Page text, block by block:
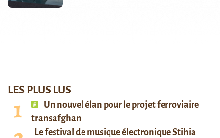
LES PLUS LUS
Un nouvel élan pour le projet ferroviaire
transafghan
Le festival de musique électronique Stihia